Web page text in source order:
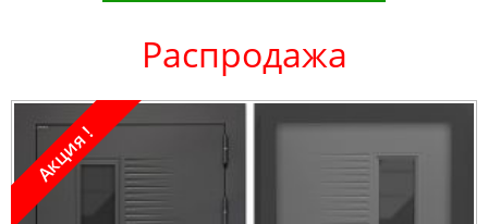
Распродажа
Акция !